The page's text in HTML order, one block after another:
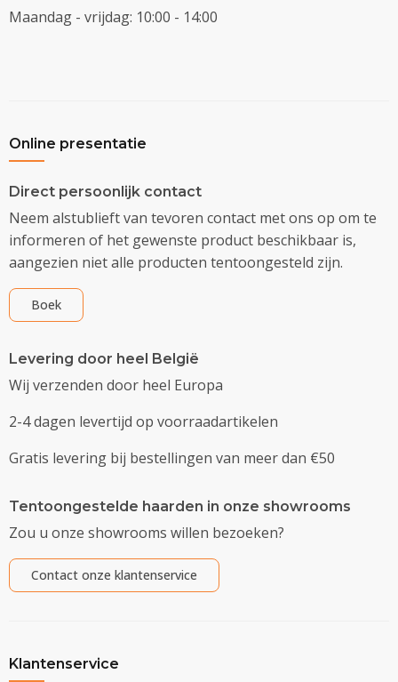
Maandag - vrijdag: 10:00 - 14:00
Online presentatie
Direct persoonlijk contact
Neem alstublieft van tevoren contact met ons op om te
informeren of het gewenste product beschikbaar is,
aangezien niet alle producten tentoongesteld zijn.
Boek
Levering door heel België
Wij verzenden door heel Europa
2-4 dagen levertijd op voorraadartikelen
Gratis levering bij bestellingen van meer dan €50
Tentoongestelde haarden in onze showrooms
Zou u onze showrooms willen bezoeken?
Contact onze klantenservice
Klantenservice